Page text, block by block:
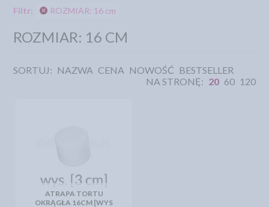
Filtr: ROZMIAR: 16 cm
ROZMIAR: 16 CM
SORTUJ: NAZWA CENA NOWOŚĆ BESTSELLER
NA STRONĘ: 20 60 120
ATRAPA TORTU
OKRĄGŁA 16CM [WYS